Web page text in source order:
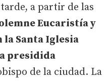
a partir de las
Eucaristía y
la Santa Iglesia
presidida
de la ciudad. La